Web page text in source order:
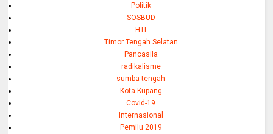
Politik
SOSBUD
HTI
Timor Tengah Selatan
Pancasila
radikalisme
sumba tengah
Kota Kupang
Covid-19
Internasional
Pemilu 2019